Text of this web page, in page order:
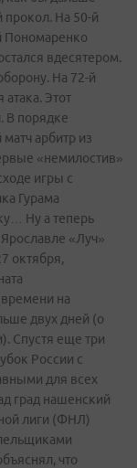
прокол. На 50-й
Пономаренко
вдесятером.
На 72-й
атака. Этот
В порядке
арбитр из
«немилостив»
игры с
Гурама
Ну а теперь
«Луч»
октября,
на
двух дней (о
Спустя еще три
России с
для всех
град нашенский
лиги (ФНЛ)
что